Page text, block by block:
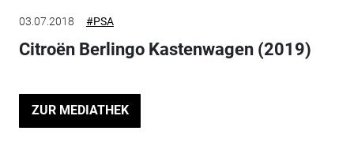
03.07.2018 #PSA
Citroën Berlingo Kastenwagen (2019)
ZUR MEDIATHEK